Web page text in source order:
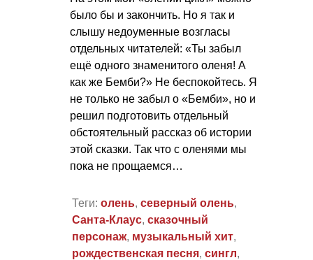
было бы и закончить. Но я так и
слышу недоуменные возгласы
отдельных читателей: «Ты забыл
ещё одного знаменитого оленя! А
как же Бемби?» Не беспокойтесь. Я
не только не забыл о «Бемби», но и
решил подготовить отдельный
обстоятельный рассказ об истории
этой сказки. Так что с оленями мы
пока не прощаемся…
Теги: олень, северный олень,
Санта-Клаус, сказочный
персонаж, музыкальный хит,
рождественская песня, сингл,